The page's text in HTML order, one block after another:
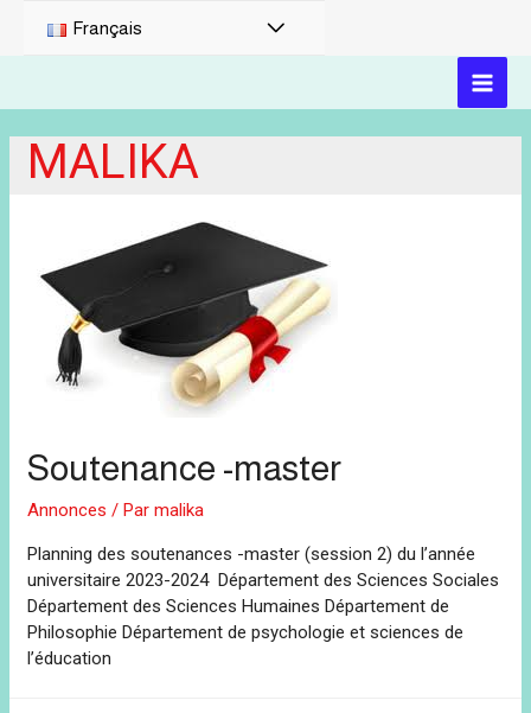
Français PERMUTATEUR
MENU
MALIKA
Soutenance -master
Annonces / Parmalika
Planning des soutenances -master (session 2) du l’année
universitaire 2023-2024 Département des Sciences Sociales
Département des Sciences Humaines Département de
Philosophie Département de psychologie et sciences de
l’éducation